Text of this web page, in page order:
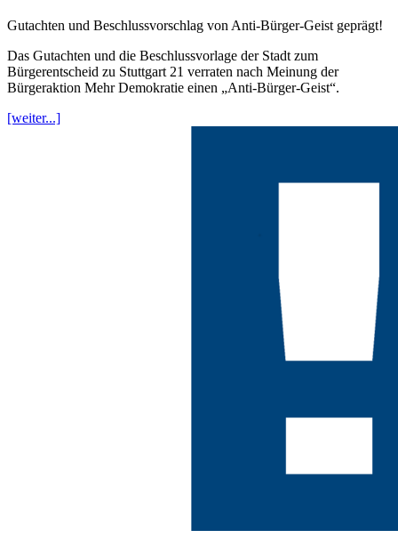
Gutachten und Beschlussvorschlag von Anti-Bürger-Geist geprägt!
Das Gutachten und die Beschlussvorlage der Stadt zum
Bürgerentscheid zu Stuttgart 21 verraten nach Meinung der
Bürgeraktion Mehr Demokratie einen „Anti-Bürger-Geist“.
[weiter...]